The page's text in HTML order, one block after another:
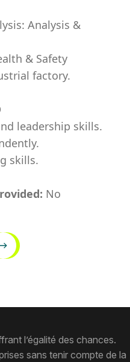
s: Analysis &
& Safety
strial factory.
leadership skills.
dently.
g skills.
No
l’égalité des chances.
sans tenir compte de la